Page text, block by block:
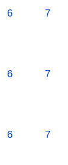
6 7
6 7
6 7